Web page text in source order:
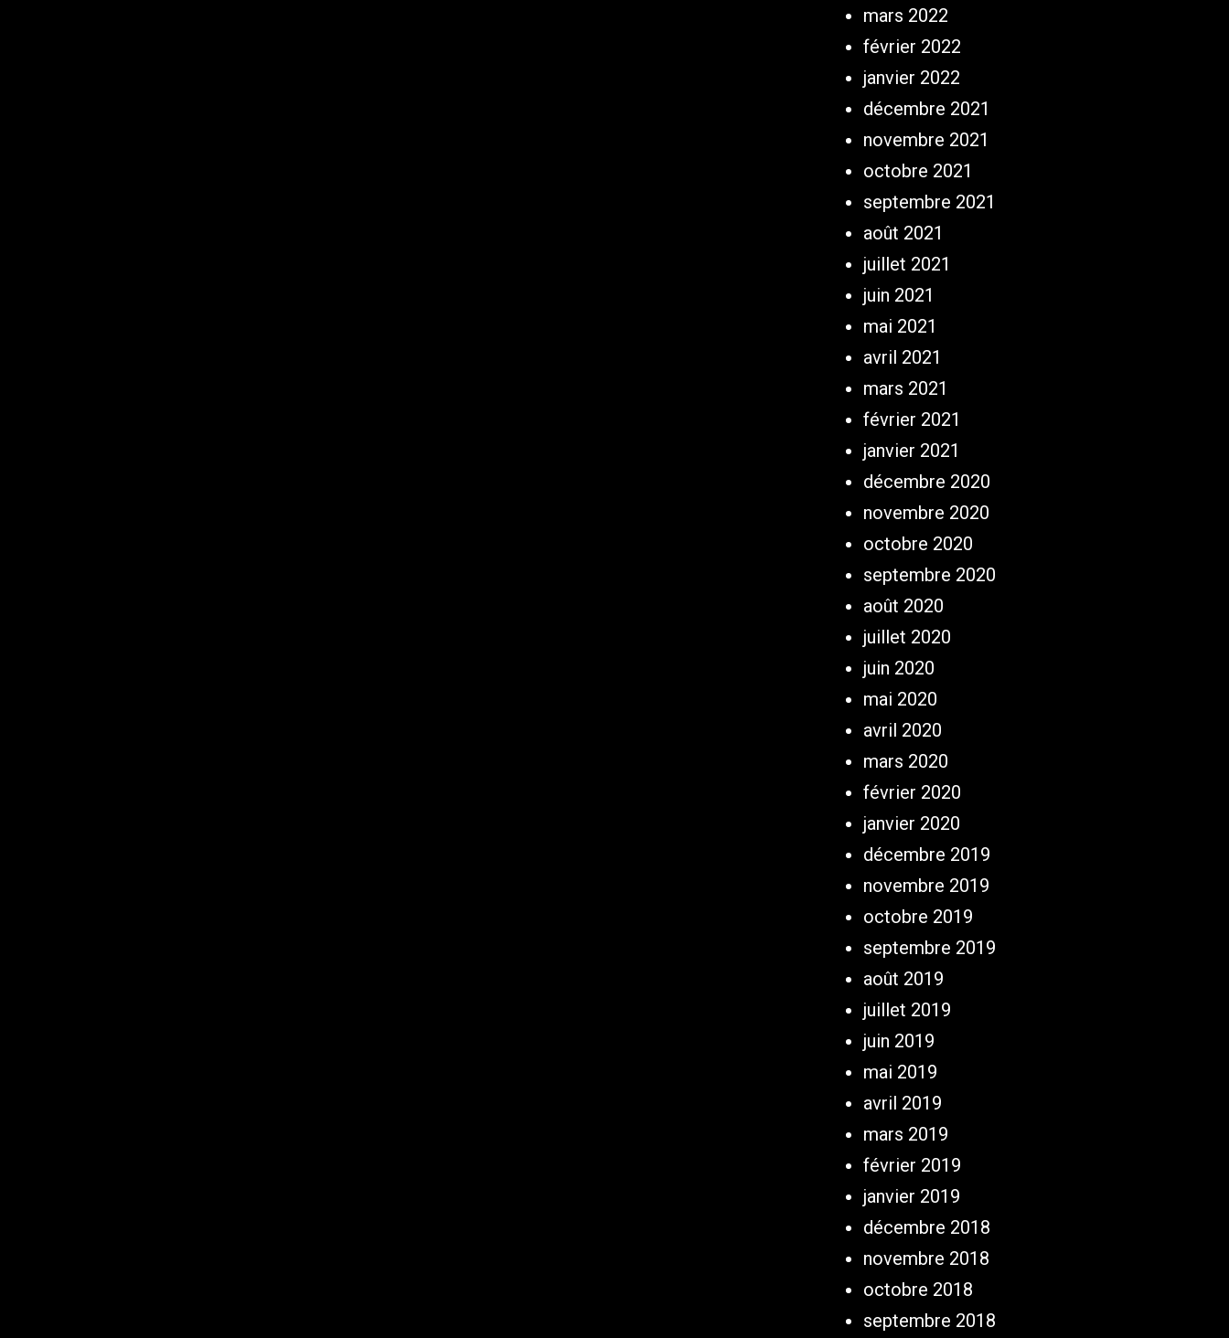
mars 2022
février 2022
janvier 2022
décembre 2021
novembre 2021
octobre 2021
septembre 2021
août 2021
juillet 2021
juin 2021
mai 2021
avril 2021
mars 2021
février 2021
janvier 2021
décembre 2020
novembre 2020
octobre 2020
septembre 2020
août 2020
juillet 2020
juin 2020
mai 2020
avril 2020
mars 2020
février 2020
janvier 2020
décembre 2019
novembre 2019
octobre 2019
septembre 2019
août 2019
juillet 2019
juin 2019
mai 2019
avril 2019
mars 2019
février 2019
janvier 2019
décembre 2018
novembre 2018
octobre 2018
septembre 2018